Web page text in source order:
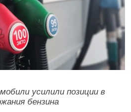
усилили позиции в
бензина